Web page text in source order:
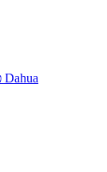
פתיחת קריאת שירות מצלמות אבטחה Dahua